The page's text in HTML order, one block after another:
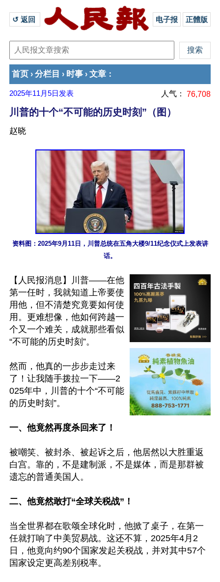
↺ 返回 电子报 正體版
首页 › 分栏目 › 时事 › 文章 ：
2025年11月5日 发表 人气： 76,708
川普的十个“不可能的历史时刻”（图）
赵晓
资料图：2025年9月11日，川普总统在五角大楼9/11纪念仪式上发表讲
话。
【人民报消息】川普——在他
第一任时，我就知道上帝要使
用他，但不清楚究竟要如何使
用。更难想像，他如何跨越一
个又一个难关，成就那些看似
“不可能的历史时刻”。
然而，他真的一步步走过来
了！让我随手拨拉一下——2
025年中，川普的十个“不可能
的历史时刻”。
一、他竟然再度杀回来了！
被嘲笑、被封杀、被起诉之后，他居然以大胜重返
白宫。靠的，不是建制派，不是媒体，而是那群被
遗忘的普通美国人。
二、他竟然敢打“全球关税战”！
当全世界都在歌颂全球化时，他掀了桌子，在第一
任就打响了中美贸易战。这还不算，2025年4月2
日，他竟向约90个国家发起关税战，并对其中57个
国家设定更高差别税率。